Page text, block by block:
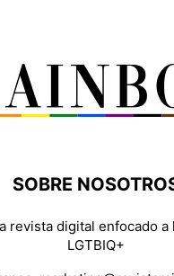
SOBRE
revista digital enfocado a
LGTBIQ+